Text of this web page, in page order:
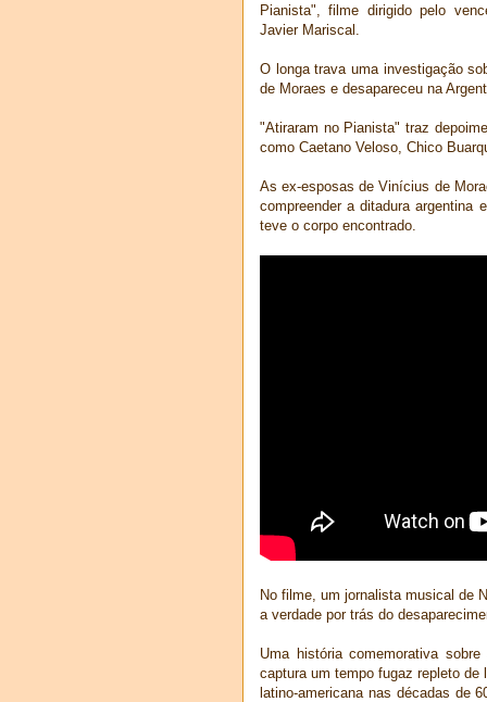
Pianista", filme dirigido pelo
Javier Mariscal.
O longa trava uma investigação
de Moraes e desapareceu na
"Atiraram no Pianista" traz
como Caetano Veloso, Chico
As ex-esposas de Vinícius de
compreender a ditadura
teve o corpo encontrado.
No filme, um jornalista musical de
a verdade por trás do
Uma história comemorativa
captura um tempo fugaz repleto
latino-americana nas décadas de